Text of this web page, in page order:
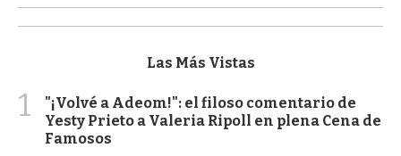
Las Más Vistas
1
"¡Volvé a Adeom!": el filoso comentario de
Yesty Prieto a Valeria Ripoll en plena Cena de
Famosos